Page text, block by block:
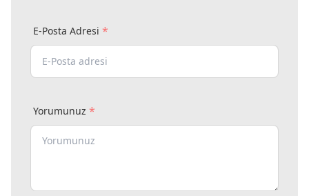
E-Posta Adresi *
Yorumunuz *